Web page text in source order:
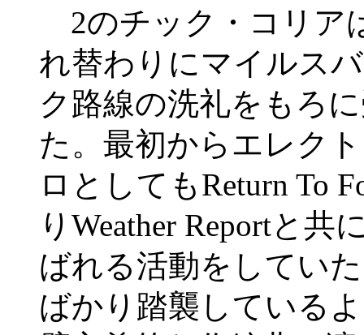
2のチック・コリア
れ替わりにマイルス
ク路線の洗礼をもろ
た。最初からエレク
ロとしてもReturn To
りWeather Reportと
ばれる活動をしてい
ばかり踏襲している